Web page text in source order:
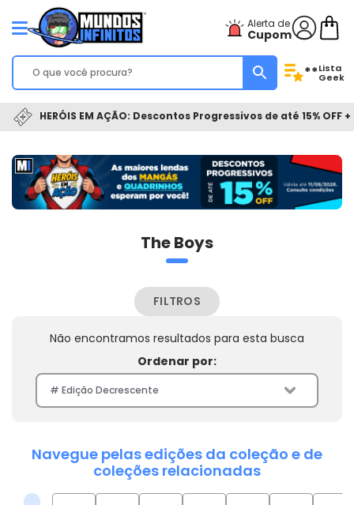
Alerta de
Cupom
**Lista
Geek
HERÓIS EM AÇÃO: Descontos Progressivos de até 15% OFF
The Boys
FILTROS
Não encontramos resultados para esta busca
Ordenar por:
Navegue pelas edições da coleção e de
coleções relacionadas